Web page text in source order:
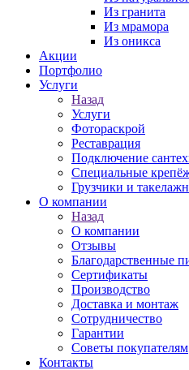
Из гранита
Из мрамора
Из оникса
Акции
Портфолио
Услуги
Назад
Услуги
Фотораскрой
Реставрация
Подключение
Специальные
Грузчики и
О компании
Назад
О компании
Отзывы
Благодарственные
Сертификаты
Производство
Доставка и монтаж
Сотрудничество
Гарантии
Советы покупателям
Контакты